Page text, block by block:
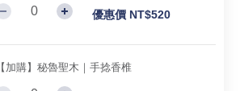
優惠價 NT$520
【加購】秘魯聖木｜手捻香椎